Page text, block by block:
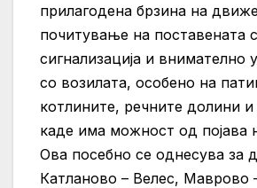
прилагодена брзина на
почитување на поставената
сигнализација и внимателно
со возилата, особено на
котлините, речните долини и
каде има можност од појава
Ова посебно се однесува за
Катланово – Велес, Маврово